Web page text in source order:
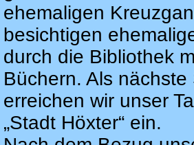
ehemaligen
besichtigen
durch die Bibliothek
Büchern. Als
erreichen wir unser
„Stadt Höxter“ ein.